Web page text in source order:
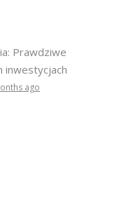
Prawdziwe
inwestycjach
ago